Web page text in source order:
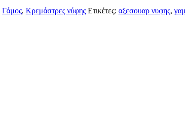
Γάμος, Κρεμάστρες νύφης Ετικέτες: αξεσουαρ νυφης,